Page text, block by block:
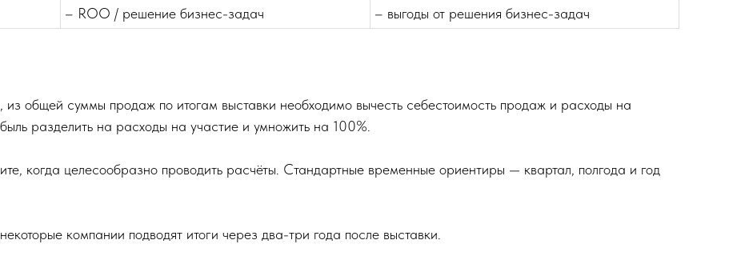
– ROO / решение бизнес-задач – выгоды от решения бизнес-задач
общей суммы продаж по итогам выставки необходимо вычесть себестоимость продаж и расходы на
разделить на расходы на участие и умножить на 100%.
когда целесообразно проводить расчёты. Стандартные временные ориентиры — квартал, полгода и год
компании подводят итоги через два-три года после выставки.